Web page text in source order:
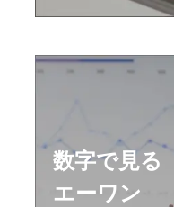
数字で見る
エーワン